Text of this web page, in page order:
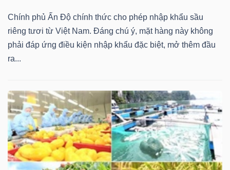
Chính phủ Ấn Độ chính thức cho phép nhập khẩu sầu
riêng tươi từ Việt Nam. Đáng chú ý, mặt hàng này không
phải đáp ứng điều kiện nhập khẩu đặc biệt, mở thêm đầu
ra...